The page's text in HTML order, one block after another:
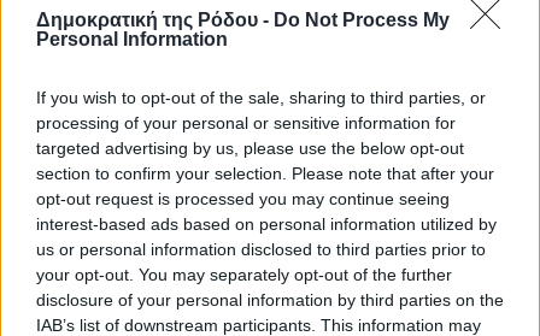
Δημοκρατική της Ρόδου - Do Not Process My
Personal Information
If you wish to opt-out of the sale, sharing to third parties, or
processing of your personal or sensitive information for
targeted advertising by us, please use the below opt-out
section to confirm your selection. Please note that after your
opt-out request is processed you may continue seeing
interest-based ads based on personal information utilized by
us or personal information disclosed to third parties prior to
your opt-out. You may separately opt-out of the further
disclosure of your personal information by third parties on the
IAB’s list of downstream participants. This information may